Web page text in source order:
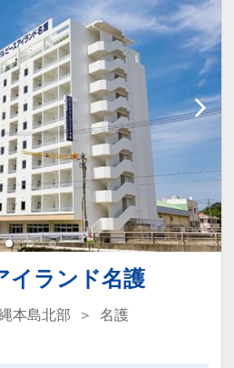
期申込割引は適用され
はできません。
行代金は、カレンダ
だいた後表示される
認画面」でご確認くだ
ィやお子様向けグッ
ートアイテムのご利用
一部有料）
ご利用ＯＫ（屋外プ
までにお申し込みにな
り様１，５００円引
過ぎてからの変更（人
イプ・食事条件・プラ
数の増減等の変更）
期申込割引は適用され
用はできません。
旅行代金は、カレンダ
いた後表示される
画面」でご確認くだ
イランド名護
本島北部
名護